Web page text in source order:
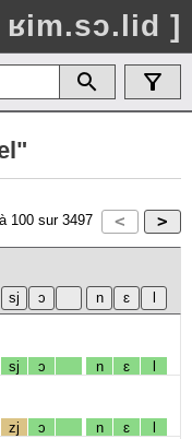
ʁim.sɔ.lid ]
à 100 sur 3497
sj ɔ n ɛ l
zj ɔ n ɛ l